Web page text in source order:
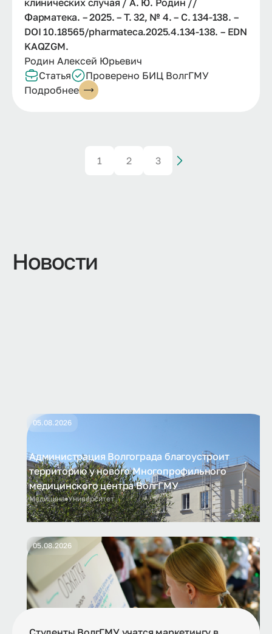
клинических случая / А. Ю. Родин //
Фарматека. – 2025. – Т. 32, № 4. – С. 134-138. –
DOI 10.18565/pharmateca.2025.4.134-138. – EDN
KAQZGM.
Родин Алексей Юрьевич
Статья
Проверено БИЦ ВолгГМУ
Подробнее
1 2 3
Новости
05.08.2026
Администрация Волгограда благоустроит
территорию у нового Многопрофильного
медицинского центра ВолгГМУ
Медицина Университет
05.08.2026